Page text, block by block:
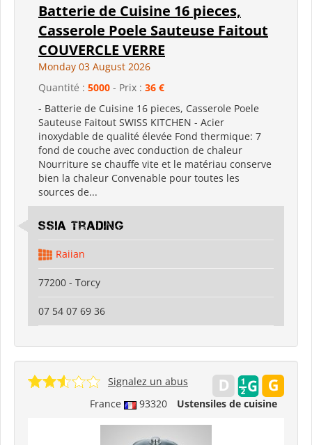
Batterie de Cuisine 16 pieces,
Casserole Poele Sauteuse Faitout
COUVERCLE VERRE
Monday 03 August 2026
Quantité : 5000 - Prix : 36 €
- Batterie de Cuisine 16 pieces, Casserole Poele
Sauteuse Faitout SWISS KITCHEN - Acier
inoxydable de qualité élevée Fond thermique: 7
fond de couche avec conduction de chaleur
Nourriture se chauffe vite et le matériau conserve
bien la chaleur Convenable pour toutes les
sources de...
SSIA Trading
Raiian
77200 - Torcy
07 54 07 69 36
France 93320 Ustensiles de cuisine
Signalez un abus